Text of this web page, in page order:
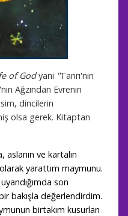
of Godyani "Tanrı'nın
Ağzından Evrenin
dincilerin
olsa gerek. Kitaptan
aslanın ve kartalın
yarattım maymunu.
son
bakışla değerlendirdim.
birtakım kusurları